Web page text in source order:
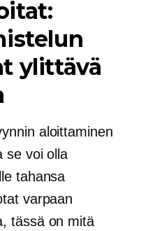
ylittävä
aloittaminen
se voi olla
tahansa
varpaan
tässä on mitä